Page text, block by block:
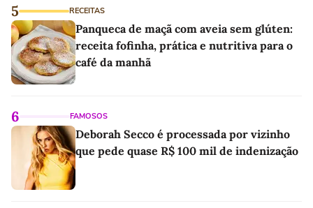
5 RECEITAS
Panqueca de maçã com aveia sem glúten:
receita fofinha, prática e nutritiva para o
café da manhã
6 FAMOSOS
Deborah Secco é processada por vizinho
que pede quase R$ 100 mil de indenização